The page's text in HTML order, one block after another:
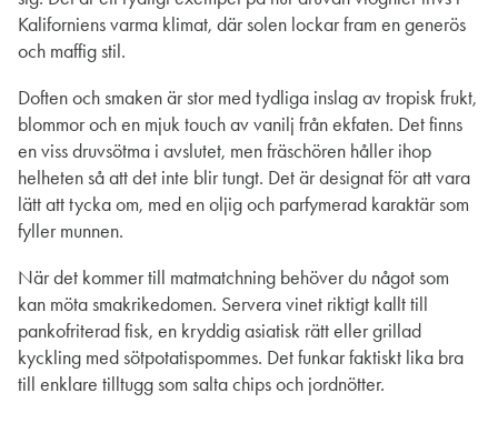
Kaliforniens varma klimat, där solen lockar fram en generös
och maffig stil.
Doften och smaken är stor med tydliga inslag av tropisk frukt,
blommor och en mjuk touch av vanilj från ekfaten. Det finns
en viss druvsötma i avslutet, men fräschören håller ihop
helheten så att det inte blir tungt. Det är designat för att vara
lätt att tycka om, med en oljig och parfymerad karaktär som
fyller munnen.
När det kommer till matmatchning behöver du något som
kan möta smakrikedomen. Servera vinet riktigt kallt till
pankofriterad fisk, en kryddig asiatisk rätt eller grillad
kyckling med sötpotatispommes. Det funkar faktiskt lika bra
till enklare tilltugg som salta chips och jordnötter.